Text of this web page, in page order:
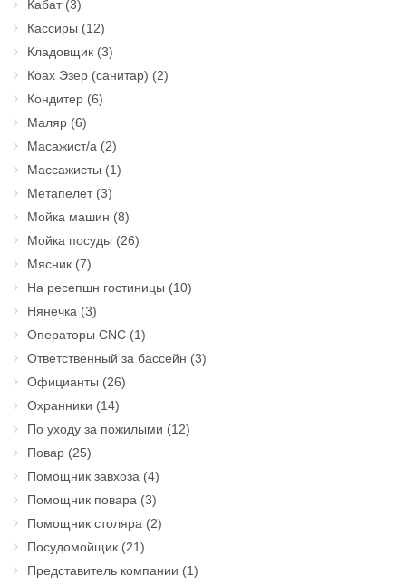
Кабат(3)
Кассиры (12)
Кладовщик (3)
Коах Эзер (санитар) (2)
Кондитер (6)
Маляр (6)
Масажист/а (2)
Массажисты (1)
Метапелет(3)
Мойка машин (8)
Мойка посуды (26)
Мясник (7)
На ресепшн гостиницы (10)
Нянечка (3)
Операторы CNC (1)
Ответственный за бассейн (3)
Официанты (26)
Охранники (14)
По уходу за пожилыми (12)
Повар (25)
Помощник завхоза (4)
Помощник повара (3)
Помощник столяра (2)
Посудомойщик (21)
Представитель компании (1)